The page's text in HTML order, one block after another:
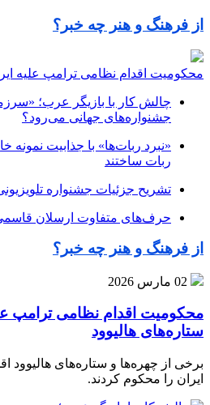
از فرهنگ و هنر چه خبر؟
محکومیت اقدام نظامی ترامپ علیه
چالش کار با بازیگر عرب؛
جشنواره‌های جهانی می‌رود؟
«نبرد ربات‌ها» با جذابیت نمونه
ربات ساختند
تشریح جزئیات جشنواره‌
حرف‌های متفاوت ارسلان قاسمی
از فرهنگ و هنر چه خبر؟
02 مارس 2026
محکومیت اقدام نظامی ترامپ
ستاره‌های هالیوود
برخی از چهره‌ها و ستاره‌های هالیوود
ایران را محکوم کردند.